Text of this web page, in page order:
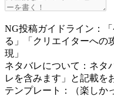
NG投稿ガイドライン：
る」「クリエイターへの
現」
ネタバレについて：ネタ
レを含みます」と記載を
テンプレート：（楽しか